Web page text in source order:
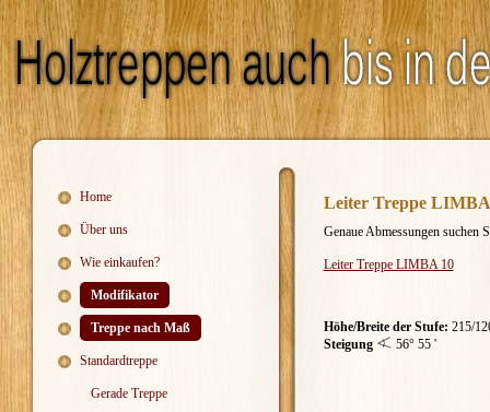
Home
Über uns
Wie einkaufen?
Modifikator
Treppe nach Maß
Standardtreppe
Gerade Treppe
Leiter Treppe LIMBA
Genaue Abmessungen suchen
Leiter Treppe LIMBA 10
Höhe/Breite der Stufe: 215/
Steigung
56° 55 '